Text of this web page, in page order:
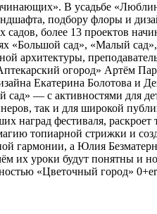
В усадьбе
подбору флоры и
садов, более 13 проектов
«Большой сад», «Малый
архитектуры,
огород» Артём
Екатерина Болотова и
— с активностями для
так и для широкой
наград фестиваля,
топиарной стрижки и
гармонии, а Юлия
их уроки будут понятны и
«Цветочный город»